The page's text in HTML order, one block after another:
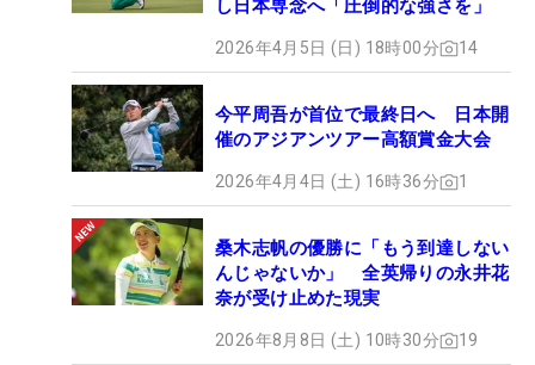
し日本専念へ「圧倒的な強さを」
2026年4月5日 (日) 18時00分 14
今平周吾が首位で最終日へ 日本開
催のアジアンツアー高額賞金大会
2026年4月4日 (土) 16時36分 1
桑木志帆の優勝に「もう到達しない
んじゃないか」 全英帰りの永井花
奈が受け止めた現実
2026年8月8日 (土) 10時30分 19